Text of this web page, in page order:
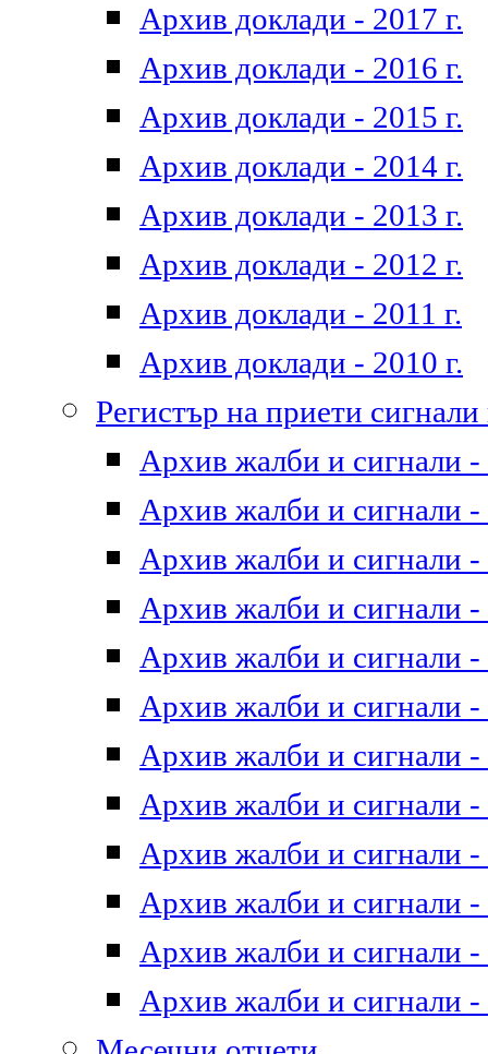
Архив доклади - 2017 г.
Архив доклади - 2016 г.
Архив доклади - 2015 г.
Архив доклади - 2014 г.
Архив доклади - 2013 г.
Архив доклади - 2012 г.
Архив доклади - 2011 г.
Архив доклади - 2010 г.
Регистър на приети
Архив жалби и сигнали -
Архив жалби и сигнали -
Архив жалби и сигнали -
Архив жалби и сигнали -
Архив жалби и сигнали -
Архив жалби и сигнали -
Архив жалби и сигнали -
Архив жалби и сигнали -
Архив жалби и сигнали -
Архив жалби и сигнали -
Архив жалби и сигнали -
Архив жалби и сигнали -